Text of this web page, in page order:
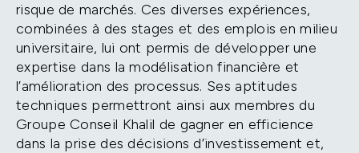
risque de marchés. Ces diverses expériences,
combinées à des stages et des emplois en milieu
universitaire, lui ont permis de développer une
expertise dans la modélisation financière et
l’amélioration des processus. Ses aptitudes
techniques permettront ainsi aux membres du
Groupe Conseil Khalil de gagner en efficience
dans la prise des décisions d’investissement et,